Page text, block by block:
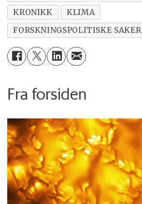
KRONIKK
KLIMA
FORSKNINGSPOLITISKE SAKER
Fra forsiden